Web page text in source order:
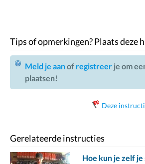
Tips of opmerkingen? Plaats deze
Meld je aanof registreer je om
plaatsen!
Deze
Gerelateerde instructies
Hoe kun je zelf